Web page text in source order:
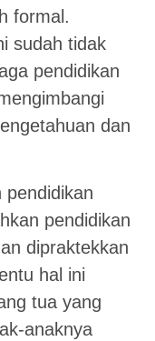
formal.
sudah tidak
pendidikan
dan
pendidikan
pendidikan
dipraktekkan
hal ini
tua yang
anaknya